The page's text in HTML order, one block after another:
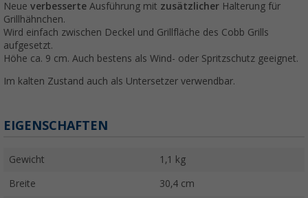
Neue verbesserte Ausführung mit zusätzlicher Halterung für
Grillhähnchen.
Wird einfach zwischen Deckel und Grillfläche des Cobb Grills
aufgesetzt.
Höhe ca. 9 cm. Auch bestens als Wind- oder Spritzschutz geeignet.
Im kalten Zustand auch als Untersetzer verwendbar.
EIGENSCHAFTEN
Gewicht 1,1 kg
Breite 30,4 cm